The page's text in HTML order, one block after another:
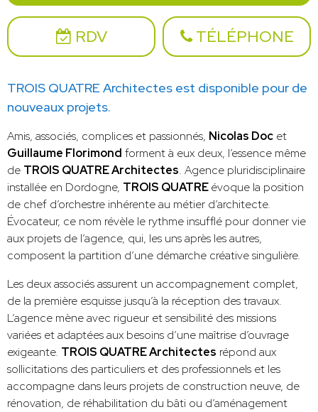
RDV TÉLÉPHONE
TROIS QUATRE Architectes est disponible pour de
nouveaux projets.
Amis, associés, complices et passionnés, Nicolas Doc et
Guillaume Florimond forment à eux deux, l’essence même
de TROIS QUATRE Architectes. Agence pluridisciplinaire
installée en Dordogne, TROIS QUATREévoque la position
de chef d’orchestre inhérente au métier d’architecte.
Évocateur, ce nom révèle le rythme insufflé pour donner vie
aux projets de l’agence, qui, les uns après les autres,
composent la partition d’une démarche créative singulière.
Les deux associés assurent un accompagnement complet,
de la première esquisse jusqu’à la réception des travaux.
L’agence mène avec rigueur et sensibilité des missions
variées et adaptées aux besoins d’une maîtrise d’ouvrage
exigeante. TROIS QUATRE Architectes répond aux
sollicitations des particuliers et des professionnels et les
accompagne dans leurs projets de construction neuve, de
rénovation, de réhabilitation du bâti ou d’aménagement